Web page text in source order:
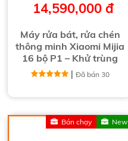
14,590,000 đ
Máy rửa bát, rửa chén
thông minh Xiaomi Mijia
16 bộ P1 – Khử trùng
99,999%
| Đã bán 30
New
Bán chạy